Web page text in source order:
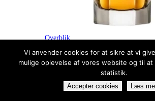
Overblik
Hugo Boss The Scent EDT 100 ml
Den oprindelige
940,00 kr..597,51kr.
Den
Vi anvender cookies for at sikre at vi
mulige oplevelse af vores website og til at
statistik.
Accepter cookies Læs